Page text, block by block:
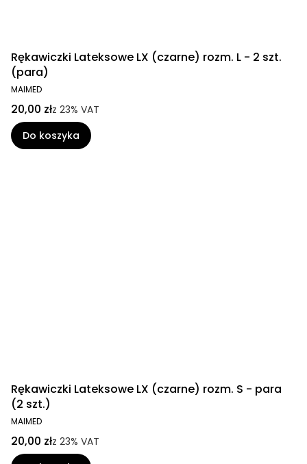
Rękawiczki Lateksowe LX (czarne) rozm. L - 2 szt.
(para)
MAIMED
20,00 złz 23% VAT
Do koszyka
Rękawiczki Lateksowe LX (czarne) rozm. S - para
(2 szt.)
MAIMED
20,00 złz 23% VAT